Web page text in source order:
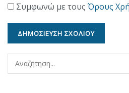
Συμφωνώ με τους Όρους